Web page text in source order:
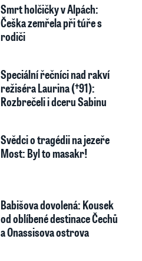
Smrt holčičky v Alpách:
Češka zemřela při túře s
rodiči
Speciální řečníci nad rakví
režiséra Laurina (†91):
Rozbrečeli i dceru Sabinu
Svědci o tragédii na jezeře
Most: Byl to masakr!
Babišova dovolená: Kousek
od oblíbené destinace Čechů
a Onassisova ostrova